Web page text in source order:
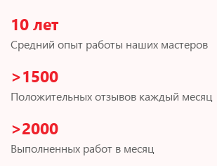
10 лет
Средний опыт работы наших мастеров
>1500
Положительных отзывов каждый месяц
>2000
Выполненных работ в месяц